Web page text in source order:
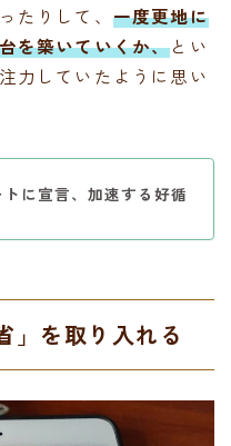
たりして、 一度更地に
を築いていくか、とい
力していたように思い
に宣言、加速する好循
」を取り入れる